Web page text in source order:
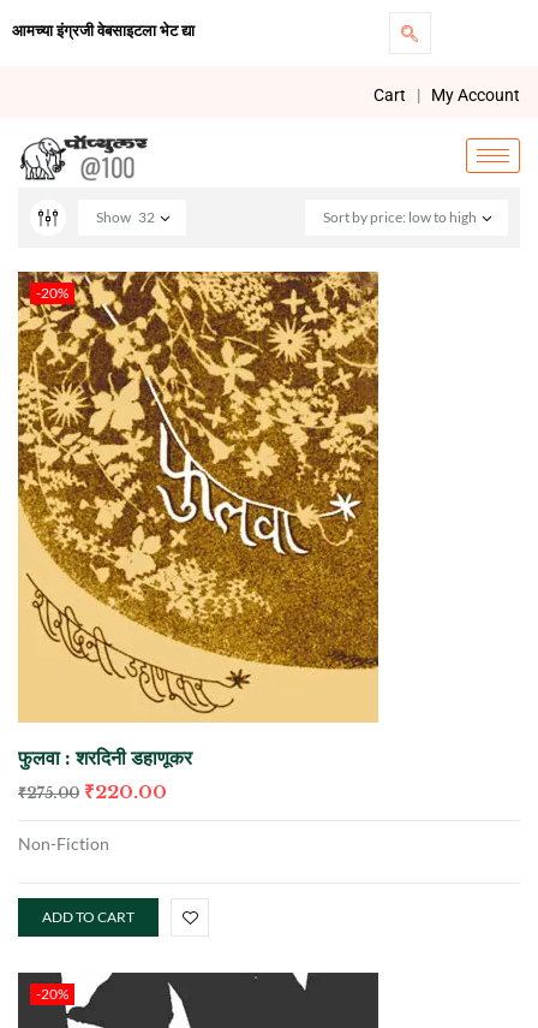
आमच्या इंग्रजी वेबसाइटला भेट द्या
Cart | My Account
Sort by price: low to high
Show 32
-20%
फुलवा : शरदिनी डहाणूकर
₹275.00 ₹220.00
Non-Fiction
ADD TO CART
-20%